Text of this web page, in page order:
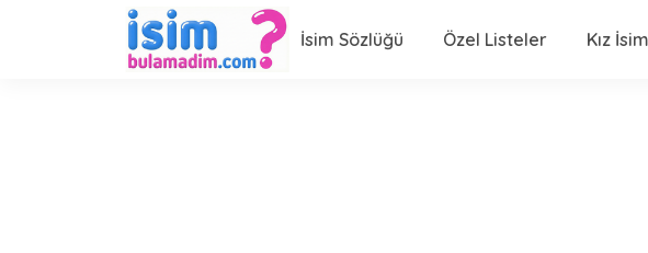
İsim Sözlüğü Özel Listeler Kız